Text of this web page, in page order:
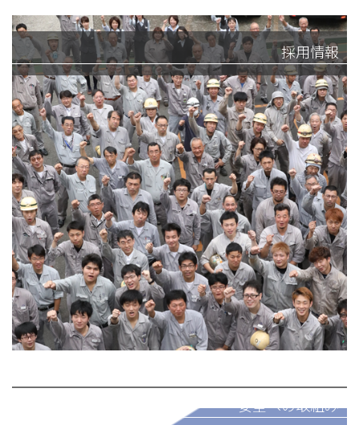
採用情報
パートナー募集
安全への取組み